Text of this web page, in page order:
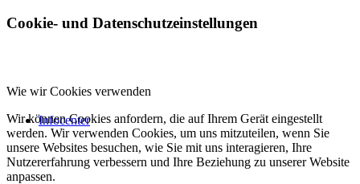
Infocenter
Cookie- und Datenschutzeinstellungen
Wie wir Cookies verwenden
Wir können Cookies anfordern, die auf Ihrem Gerät eingestellt
werden. Wir verwenden Cookies, um uns mitzuteilen, wenn Sie
unsere Websites besuchen, wie Sie mit uns interagieren, Ihre
Nutzererfahrung verbessern und Ihre Beziehung zu unserer Website
anpassen.